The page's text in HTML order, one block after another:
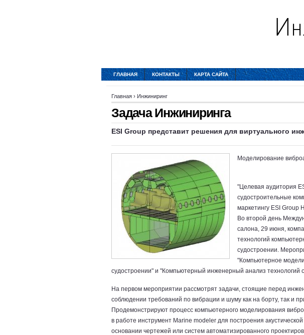
ГЛАВНАЯ КОНТАКТЫ КАРТА САЙТА
Главная › Инжиниринг
Задача Инжиниринга
ESI Group представит решения для виртуального
Моделирование
"Целевая аудитория
судостроительные
маркетингу ESI Group
Во второй день
салона, 29 июня,
технологий
судостроении.
"Компьютерное
судостроении" и "Компьютерный инженерный анализ технологий
На первом мероприятии рассмотрят задачи, стоящие перед
соблюдении требований по вибрации и шуму как на борту, так и
Продемонстрируют процесс компьютерного моделирования
в работе инструмент Marine modeler для построения
основании чертежей или систем автоматизированного